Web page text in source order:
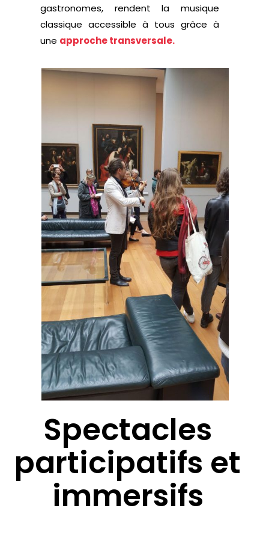
gastronomes, rendent la musique
classique accessible à tous grâce à
une approche transversale.
Spectacles
participatifs et
immersifs